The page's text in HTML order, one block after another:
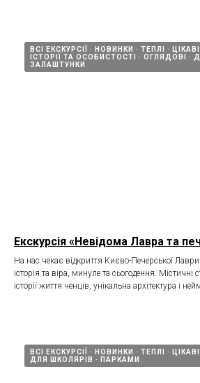
ВСІ ЕКСКУРСІЇ НОВИНКИ ТЕПЛІ
ІСТОРІЇ ТА ОСОБИСТОСТІ
ОГЛЯДОВІ
ЗАЛАШТУНКИ
Екскурсія «Невідома Лавра та
На нас чекає відкриття Києво-Печерської
історія та віра, минуле та сьогодення. Містичні
історії життя ченців, унікальна архітектура і
ВСІ ЕКСКУРСІЇ НОВИНКИ ТЕПЛІ
ДЛЯ ШКОЛЯРІВ
ПАРКАМИ